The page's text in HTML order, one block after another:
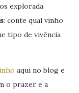
explorada
: conte qual vinho
tipo de vivência
aqui no blog e
o prazer e a